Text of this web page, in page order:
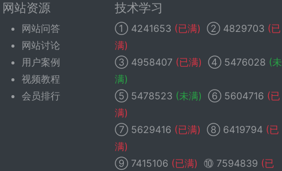
网站资源
网站问答
网站讨论
用户案例
视频教程
会员排行
技术学习
① 4241653 (已满) ② 4829703 (已
满)
③ 4958407 (已满) ④ 5476028 (未
满)
⑤ 5478523 (未满) ⑥ 5604716 (已
满)
⑦ 5629416 (已满) ⑧ 6419794 (已
满)
⑨ 7415106 (已满) ⑩ 7594839 (已